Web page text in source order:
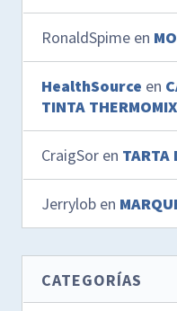
RonaldSpime en
HealthSource en
TINTA THERMOMIX
CraigSor en TARTA
Jerrylob en
CATEGORÍAS